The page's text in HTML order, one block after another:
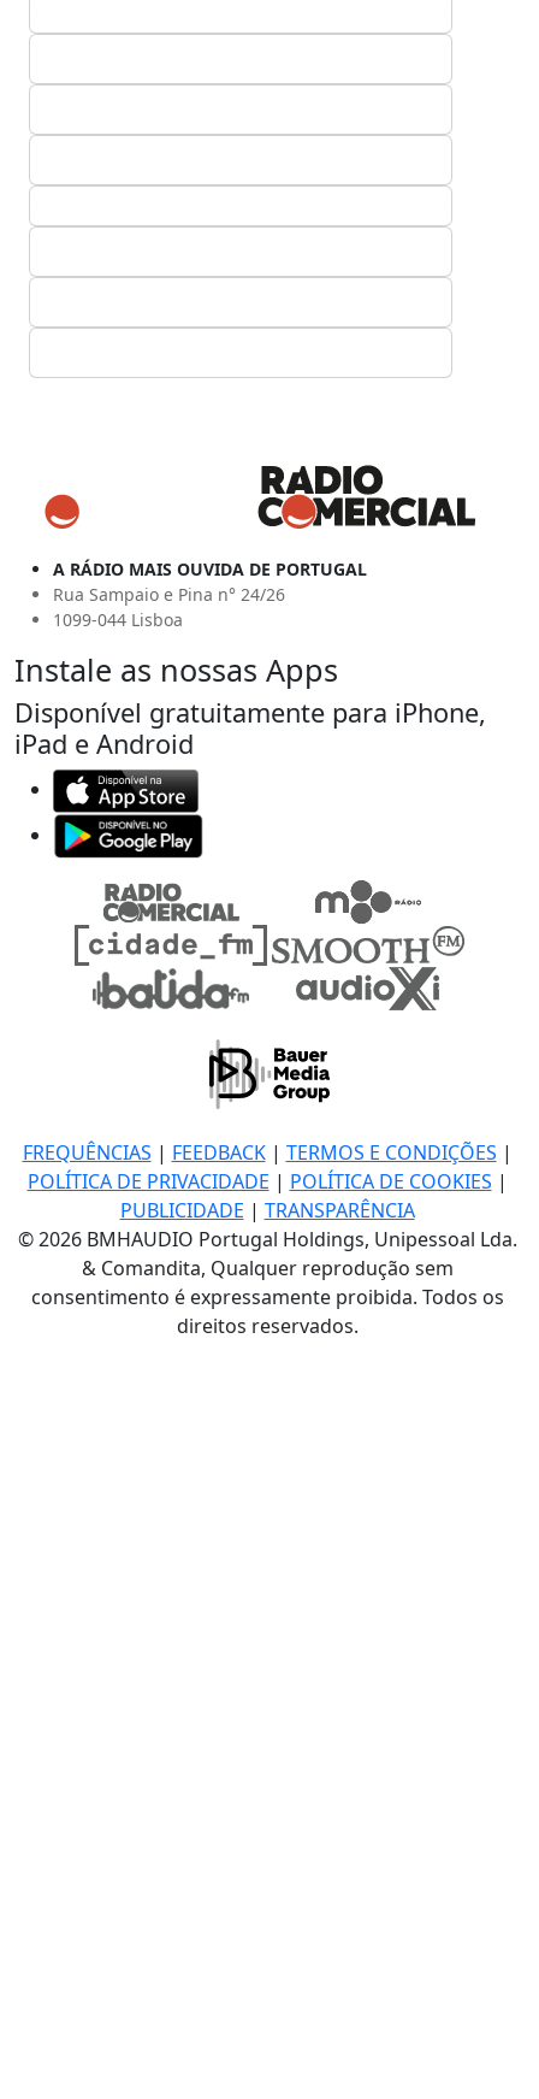
A RÁDIO MAIS OUVIDA DE PORTUGAL
Rua Sampaio e Pina n° 24/26
1099-044 Lisboa
Instale as nossas Apps
Disponível gratuitamente para iPhone,
iPad e Android
FREQUÊNCIAS | FEEDBACK| TERMOS E CONDIÇÕES |
POLÍTICA DE PRIVACIDADE | POLÍTICA DE COOKIES |
PUBLICIDADE | TRANSPARÊNCIA
© 2026 BMHAUDIO Portugal Holdings, Unipessoal Lda.
& Comandita, Qualquer reprodução sem
consentimento é expressamente proibida. Todos os
direitos reservados.